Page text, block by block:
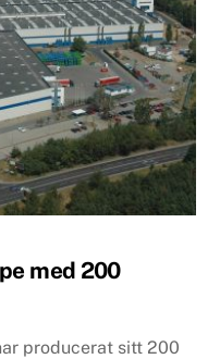
med 200
producerat sitt 200